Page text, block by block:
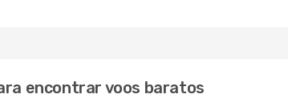
encontrar voos baratos